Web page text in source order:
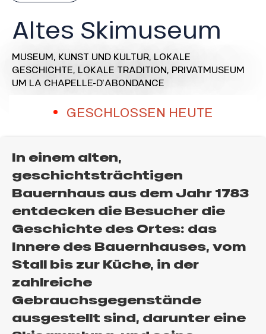
Altes Skimuseum
MUSEUM, KUNST UND KULTUR, LOKALE
GESCHICHTE, LOKALE TRADITION, PRIVATMUSEUM
UM LA CHAPELLE-D'ABONDANCE
GESCHLOSSEN HEUTE
In einem alten,
geschichtsträchtigen
Bauernhaus aus dem Jahr 1783
entdecken die Besucher die
Geschichte des Ortes: das
Innere des Bauernhauses, vom
Stall bis zur Küche, in der
zahlreiche
Gebrauchsgegenstände
ausgestellt sind, darunter eine